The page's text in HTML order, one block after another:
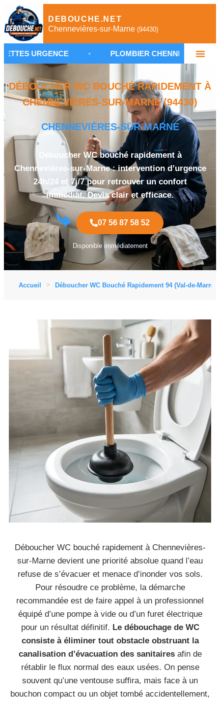
DEBOUCHE.NET
Chennevières-sur-Marne (94430)
• PLOMBIER CHENNEVIÈRES-SUR-MARNE
DÉBOUCHER WC BOUCHÉ RAPIDEMENT À
CHENNEVIÈRES-SUR-MARNE (94430)
CHENNEVIÈRES-SUR-MARNE
Déboucher WC bouché rapidement à
Chennevières-sur-Marne : intervention d’urgence
24h/24 et 7j/7 pour retrouver un confort
immédiat. Devis clair et efficace.
07 56 87 58 52
Disponible immédiatement
Accueil Déboucher WC Bouché Rapidement 94 (Val-de-Marne)
Déboucher WC bouché rapidement à Chennevières-
sur-Marne devient une priorité absolue quand l’eau
refuse de s’évacuer et menace d’inonder vos sols.
Pour résoudre ce problème, la démarche
recommandée est de faire appel à un professionnel
équipé d’une pompe à vide ou d’un furet électrique
pour un résultat définitif. Le débouchage de WC
consiste à éliminer tout obstacle obstruant la
canalisation d’évacuation des sanitairesafin de
rétablir le flux normal des eaux usées. On pense
souvent qu’une ventouse suffira, mais face à un
bouchon compact ou un objet tombé accidentellement,